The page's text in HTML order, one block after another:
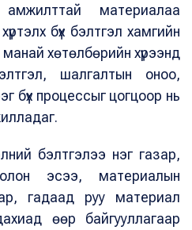
материалаа
бүх бэлтгэл хамгийн
хөтөлбөрийн хүрээнд
шалгалтын оноо,
бүх процессыг цогцоор нь
бэлтгэлээ нэг газар,
эсээ, материалын
гадаад руу материал
өөр байгууллагаар